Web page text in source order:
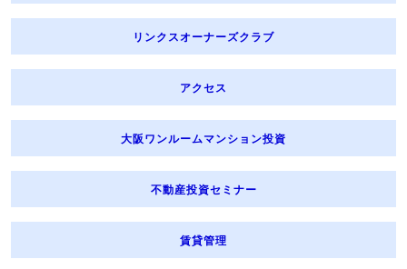
リンクスオーナーズクラブ
アクセス
大阪ワンルームマンション投資
不動産投資セミナー
賃貸管理